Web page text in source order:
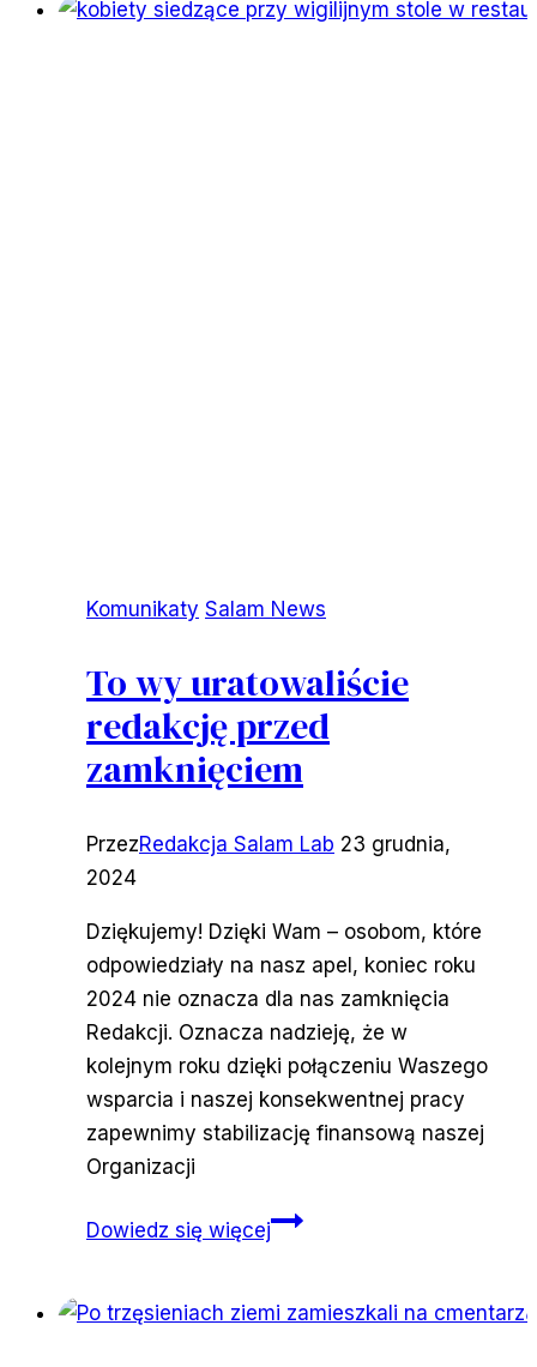
coraz
Komunikaty Salam News
To wy uratowaliście
redakcję przed
zamknięciem
PrzezRedakcja Salam Lab 23 grudnia,
2024
Dziękujemy! Dzięki Wam – osobom, które
odpowiedziały na nasz apel, koniec roku
2024 nie oznacza dla nas zamknięcia
Redakcji. Oznacza nadzieję, że w
kolejnym roku dzięki połączeniu Waszego
wsparcia i naszej konsekwentnej pracy
zapewnimy stabilizację finansową naszej
Organizacji
Dowiedz się więcejTo
redakcję